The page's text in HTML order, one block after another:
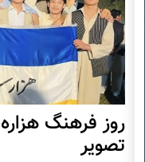
روز فرهنگ
تصویر